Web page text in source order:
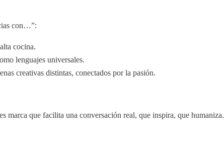
con…”:
cocina.
lenguajes universales.
creativas distintas, conectados por la pasión.
marca que facilita una conversación real, que inspira, que humaniza.